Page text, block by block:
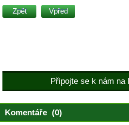
Zpět Vpřed
Připojte se k nám na
Komentáře (0)